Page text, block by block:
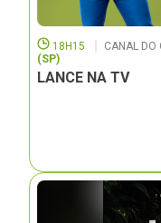
18H15 CANAL DO
(SP)
LANCE NA TV